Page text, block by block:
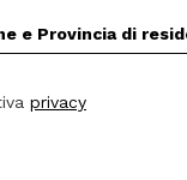
privacy